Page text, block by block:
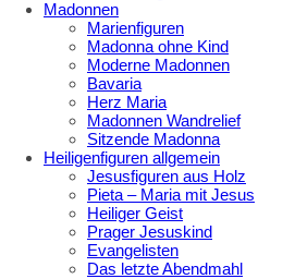
Madonnen
Marienfiguren
Madonna ohne Kind
Moderne Madonnen
Bavaria
Herz Maria
Madonnen Wandrelief
Sitzende Madonna
Heiligenfiguren allgemein
Jesusfiguren aus Holz
Pieta – Maria mit Jesus
Heiliger Geist
Prager Jesuskind
Evangelisten
Das letzte Abendmahl